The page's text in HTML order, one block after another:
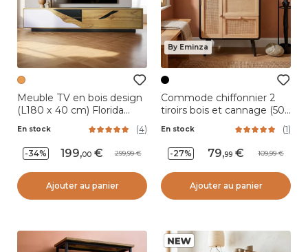
Meuble TV en bois design
(L180 x 40 cm) Florida
En stock (4)
-34% 199,00 299,99
Ajouter au panier
By Eminza
Commode chiffonnier 2
tiroirs bois et cannage (50
En stock (1)
-27% 79,99 109,99
Ajouter au panier